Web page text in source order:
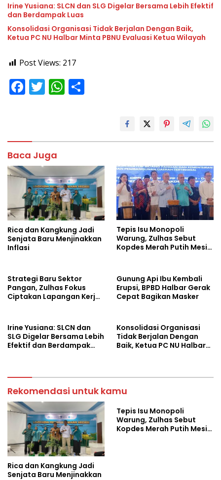
Irine Yusiana: SLCN dan SLG Digelar Bersama Lebih Efektif
dan Berdampak Luas
Konsolidasi Organisasi Tidak Berjalan Dengan Baik,
Ketua PC NU Halbar Minta PBNU Evaluasi Ketua Wilayah
Post Views: 217
F
o
o
k
T W
p
p
Baca Juga
Rica dan Kangkung Jadi
Senjata Baru Menjinakkan
Inflasi
Tepis Isu Monopoli
Warung, Zulhas Sebut
Kopdes Merah Putih Mesin
Strategi Baru Sektor
Pangan, Zulhas Fokus
Ciptakan Lapangan Kerja
Gunung Api Ibu Kembali
Erupsi, BPBD Halbar Gerak
Cepat Bagikan Masker
Irine Yusiana: SLCN dan
SLG Digelar Bersama Lebih
Efektif dan Berdampak
Konsolidasi Organisasi
Tidak Berjalan Dengan
Baik, Ketua PC NU Halbar
Rekomendasi untuk kamu
Rica dan Kangkung Jadi
Senjata Baru Menjinakkan
Tepis Isu Monopoli
Warung, Zulhas Sebut
Kopdes Merah Putih Mesin